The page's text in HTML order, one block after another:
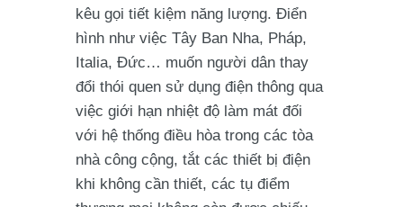
kêu gọi tiết kiệm năng lượng. Điển
hình như việc Tây Ban Nha, Pháp,
Italia, Đức… muốn người dân thay
đổi thói quen sử dụng điện thông qua
việc giới hạn nhiệt độ làm mát đối
với hệ thống điều hòa trong các tòa
nhà công cộng, tắt các thiết bị điện
khi không cần thiết, các tụ điểm